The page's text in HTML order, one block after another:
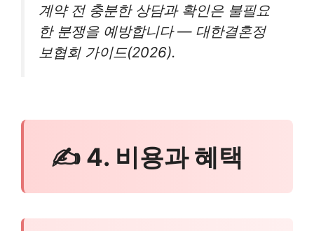
계약 전 충분한 상담과 확인은 불필요
한 분쟁을 예방합니다 — 대한결혼정
보협회 가이드(2026).
✍ 4. 비용과 혜택